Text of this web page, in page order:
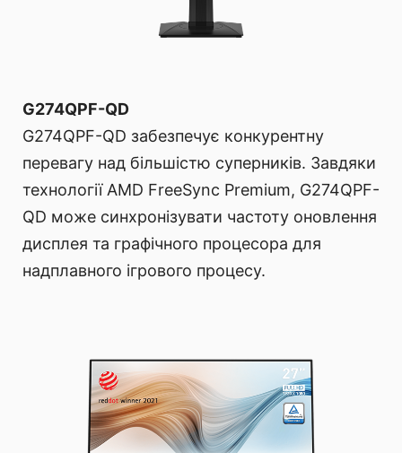
G274QPF-QD
G274QPF-QD забезпечує конкурентну
перевагу над більшістю суперників. Завдяки
технології AMD FreeSync Premium, G274QPF-
QD може синхронізувати частоту оновлення
дисплея та графічного процесора для
надплавного ігрового процесу.